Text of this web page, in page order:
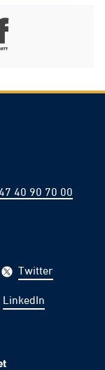
40 90 70 00
Twitter
LinkedIn